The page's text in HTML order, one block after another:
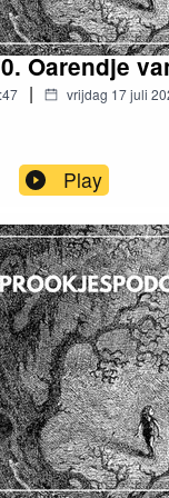
Oarendje
| vrijdag 17 juli
Play